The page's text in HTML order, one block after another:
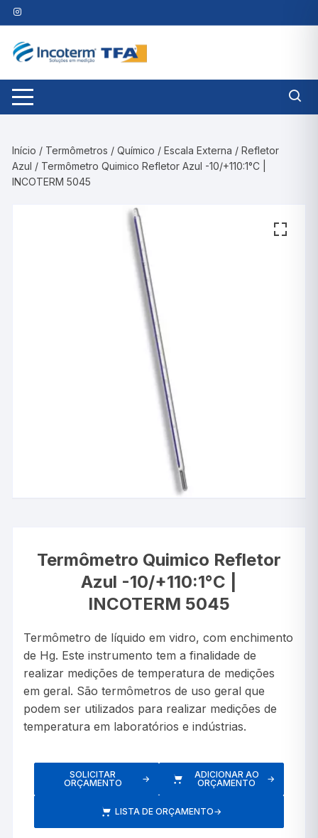
Pular
para
conteúdo
Início / Termômetros /Químico /Escala Externa /Refletor
Azul / Termômetro Quimico Refletor Azul -10/+110:1°C |
INCOTERM 5045
Termômetro Quimico Refletor
Azul -10/+110:1°C |
INCOTERM 5045
Termômetro de líquido em vidro, com enchimento
de Hg. Este instrumento tem a finalidade de
realizar medições de temperatura de medições
em geral. São termômetros de uso geral que
podem ser utilizados para realizar medições de
temperatura em laboratórios e indústrias.
SOLICITAR
ORÇAMENTO
→
ADICIONAR AO
ORÇAMENTO
→
LISTA DE ORÇAMENTO→